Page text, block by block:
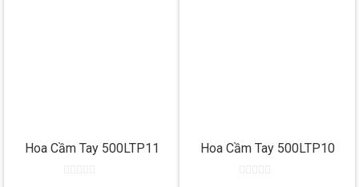
Hoa Cầm Tay 500LTP11 Hoa Cầm Tay 500LTP10